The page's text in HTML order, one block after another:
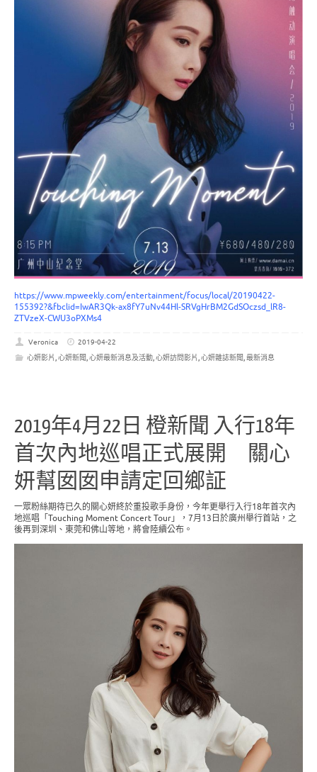
https://www.mpweekly.com/entertainment/focus/local/20190422-
155392?&fbclid=IwAR3Qk-ax8fY7uNv44Hl-SRVgHrBM2GdSOczsd_lR8-
ZTVzeX-CWU3oPXMs4
Veronica
2019-04-22
心妍影片,心妍新聞,心妍最新消息及活動,心妍訪問影片,心妍雜誌新聞,最新消息
2019年4月22日 橙新聞 入行18年
首次內地巡唱正式展開 關心
妍幫囡囡申請定回鄉証
一眾粉絲期待已久的關心妍終於重投歌手身份，今年更舉行入行18年首次內
地巡唱「Touching Moment Concert Tour」，7月13日於廣州舉行首站，之
後再到深圳、東莞和佛山等地，將會陸續公布。